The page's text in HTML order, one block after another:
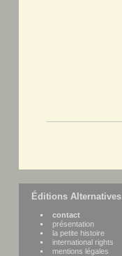
Éditions Alternatives
contact
présentation
la petite histoire
international rights
mentions légales